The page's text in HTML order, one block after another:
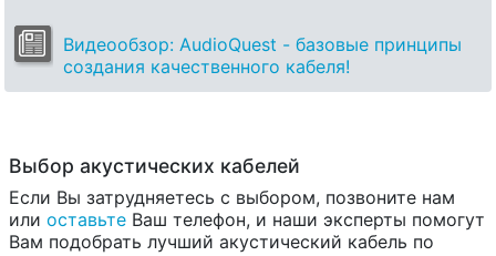
Видеообзор: AudioQuest - базовые принципы
создания качественного кабеля!
Выбор акустических кабелей
Если Вы затрудняетесь с выбором, позвоните нам
или оставьте Ваш телефон, и наши эксперты помогут
Вам подобрать лучший акустический кабель по